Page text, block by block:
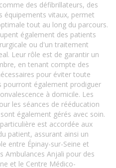
des défibrillateurs, des
équipements vitaux, permet
tout au long du parcours.
également des patients
ou d'un traitement
Leur rôle est de garantir un
en tenant compte des
pour éviter toute
pourront également prodiguer
à domicile. Les
les séances de rééducation
également gérés avec soin.
est accordée aux
patient, assurant ainsi un
entre Épinay-sur-Seine et
Ambulances Anjali pour des
et le Centre Médico-